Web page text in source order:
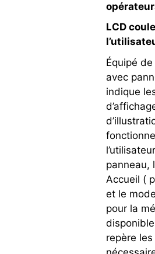
LCD
Équipé de
avec
indique
panneau,
Accueil (
et le
pour la
repère